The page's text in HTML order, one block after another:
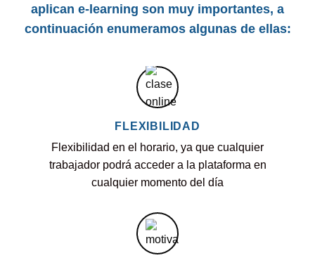
aplican e-learning son muy importantes, a
continuación enumeramos algunas de ellas:
FLEXIBILIDAD
Flexibilidad en el horario, ya que cualquier
trabajador podrá acceder a la plataforma en
cualquier momento del día